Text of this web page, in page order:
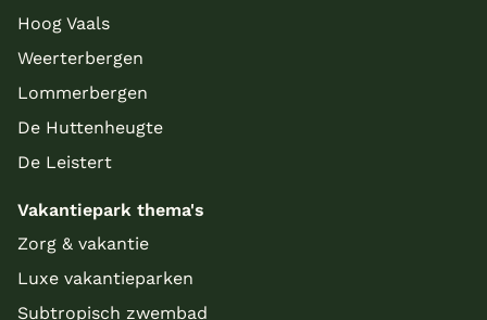
Hoog Vaals
Weerterbergen
Lommerbergen
De Huttenheugte
De Leistert
Vakantiepark thema's
Zorg & vakantie
Luxe vakantieparken
Subtropisch zwembad